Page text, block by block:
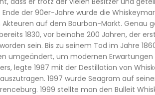
der 90er-Jahre wurde die
auf dem Bourbon-Markt. Genau
1830, vor beinahe 200 Jahren, der
sein. Bis zu seinem Tod im Jahre
umgeändert, um modernen
legte 1987 mit der Destillation von
1997 wurde Seagram auf
1999 stellte man den Bulleit